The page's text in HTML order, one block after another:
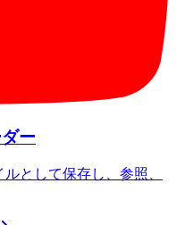
ー
として保存し、参照、